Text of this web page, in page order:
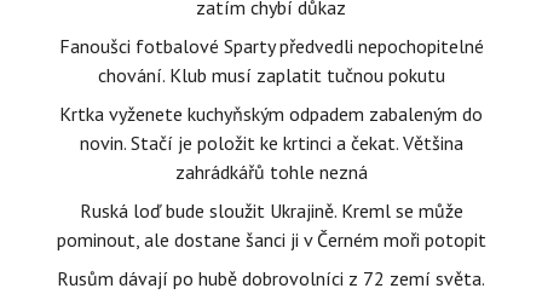
zatím chybí důkaz
Fanoušci fotbalové Sparty předvedli nepochopitelné
chování. Klub musí zaplatit tučnou pokutu
Krtka vyženete kuchyňským odpadem zabaleným do
novin. Stačí je položit ke krtinci a čekat. Většina
zahrádkářů tohle nezná
Ruská loď bude sloužit Ukrajině. Kreml se může
pominout, ale dostane šanci ji v Černém moři potopit
Rusům dávají po hubě dobrovolníci z 72 zemí světa.